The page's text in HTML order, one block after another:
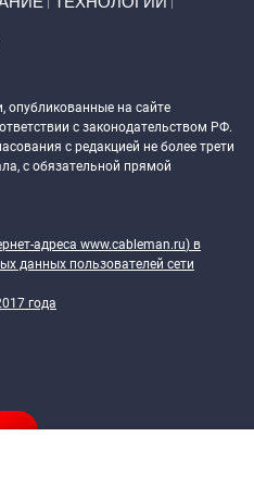
опубликованные на сайте
с законодательством РФ.
с редакцией не более трети
с обязательной прямой
адреса www.cableman.ru) в
данных пользователей сети
года